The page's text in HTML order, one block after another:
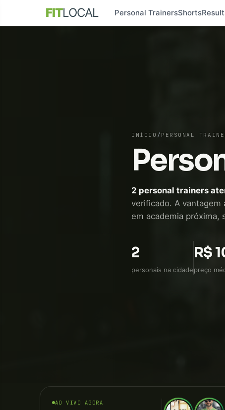
FITLOCAL Personal TrainersShorts
INÍCIO / PERSONAL
2 personal trainers
verificado. A
em academia próxima,
2
personais na cidade
R$
preço
AO VIVO AGORA